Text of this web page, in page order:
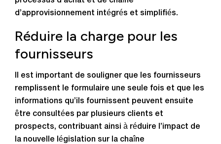
d’approvisionnement intégrés et simplifiés.
Réduire la charge pour les
fournisseurs
Il est important de souligner que les fournisseurs
remplissent le formulaire une seule fois et que les
informations qu’ils fournissent peuvent ensuite
être consultées par plusieurs clients et
prospects, contribuant ainsi à réduire l’impact de
la nouvelle législation sur la chaîne